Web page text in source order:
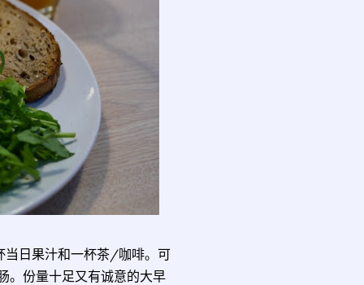
当日果汁和一杯茶/咖啡。可
。份量十足又有诚意的大早